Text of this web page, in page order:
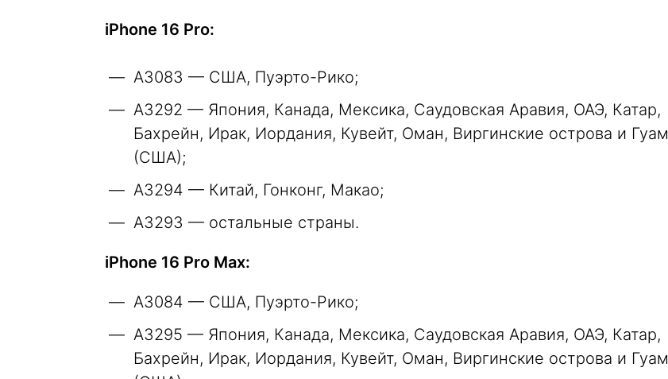
iPhone 16 Pro:
A3083 — США, Пуэрто-Рико;
A3292 — Япония, Канада, Мексика, Саудовская Аравия, ОАЭ, Катар,
Бахрейн, Ирак, Иордания, Кувейт, Оман, Виргинские острова и Гуам
(США);
A3294 — Китай, Гонконг, Макао;
A3293 — остальные страны.
iPhone 16 Pro Max:
A3084 — США, Пуэрто-Рико;
A3295 — Япония, Канада, Мексика, Саудовская Аравия, ОАЭ, Катар,
Бахрейн, Ирак, Иордания, Кувейт, Оман, Виргинские острова и Гуам